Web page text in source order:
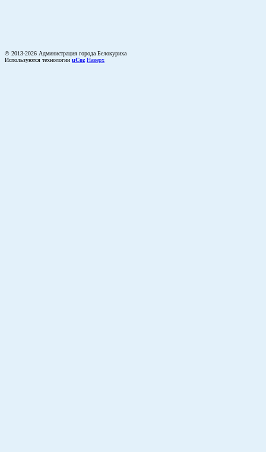
© 2013-2026 Администрация города Белокуриха
Используются технологии uCoz Наверх